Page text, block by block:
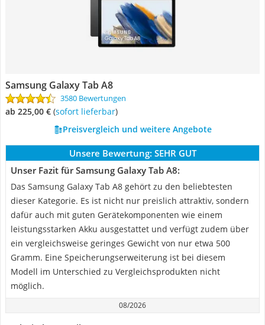
Samsung Galaxy Tab A8
3580 Bewertungen
ab 225,00 € ( Sofort lieferbar)
Preisvergleich und weitere Angebote
Unsere Bewertung: SEHR GUT
Unser Fazit für Samsung Galaxy Tab A8:
Das Samsung Galaxy Tab A8 gehört zu den beliebtesten
dieser Kategorie. Es ist nicht nur preislich attraktiv, sondern
dafür auch mit guten Gerätekomponenten wie einem
leistungsstarken Akku ausgestattet und verfügt zudem über
ein vergleichsweise geringes Gewicht von nur etwa 500
Gramm. Eine Speicherungserweiterung ist bei diesem
Modell im Unterschied zu Vergleichsprodukten nicht
möglich.
08/2026